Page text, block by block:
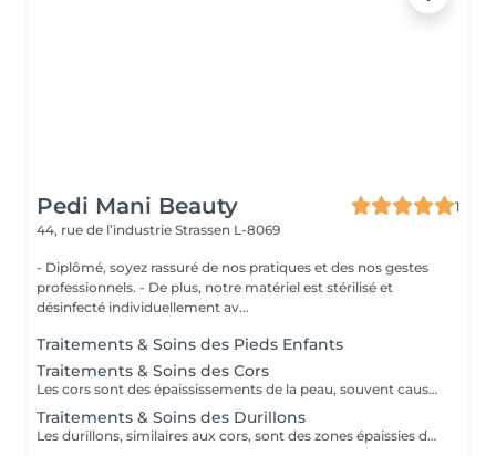
Pedi Mani Beauty
1
44, rue de l’industrie Strassen L-8069
- Diplômé, soyez rassuré de nos pratiques et des nos gestes
professionnels. - De plus, notre matériel est stérilisé et
désinfecté individuellement av...
Traitements & Soins des Pieds Enfants
Traitements & Soins des Cors
Les cors sont des épaississements de la peau, souvent causés par la pression ou le frottement répétés. Le traitement des cors implique généralement un adoucissement de la peau à l'aide de bains de pieds chauds, suivis d'un limage doux pour éliminer la couche de peau dure. Des coussinets protecteurs peuvent également être utilisés pour prévenir leur réapparition.
Traitements & Soins des Durillons
Les durillons, similaires aux cors, sont des zones épaissies de la peau, généralement sur les pieds. Le traitement des durillons consiste à adoucir la peau à l'aide de bains chauds, puis à utiliser une pierre ponce ou une lime pour enlever délicatement les peaux mortes. Des coussinets de protection peuvent être portés pour prévenir leur réapparition.